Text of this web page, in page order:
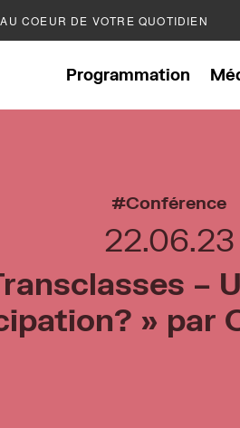
COEUR DE VOTRE QUOTIDIEN
Programmation
Conférence
22.06.23
–
» par